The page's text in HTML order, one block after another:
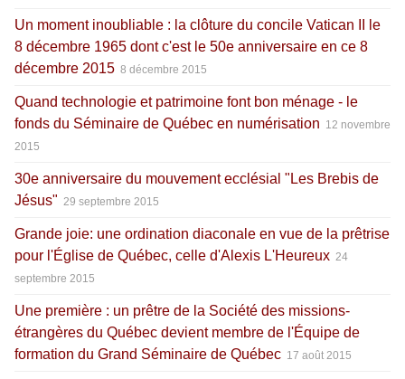
Un moment inoubliable : la clôture du concile Vatican II le
8 décembre 1965 dont c'est le 50e anniversaire en ce 8
décembre 2015 8 décembre 2015
Quand technologie et patrimoine font bon ménage - le
fonds du Séminaire de Québec en numérisation 12 novembre
2015
30e anniversaire du mouvement ecclésial "Les Brebis de
Jésus" 29 septembre 2015
Grande joie: une ordination diaconale en vue de la prêtrise
pour l'Église de Québec, celle d'Alexis L'Heureux 24
septembre 2015
Une première : un prêtre de la Société des missions-
étrangères du Québec devient membre de l'Équipe de
formation du Grand Séminaire de Québec 17 août 2015